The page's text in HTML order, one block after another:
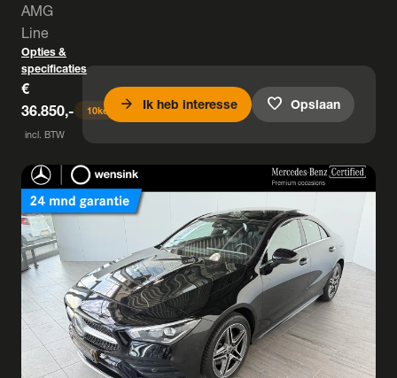
AMG
Line
Opties &
specificaties
€
36.850,-
incl. BTW
10keer bekeken
arrow_forward Ik heb interesse favorite Opslaan